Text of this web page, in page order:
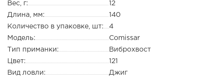
Вес, г:
12
Длина, мм:
140
Количество в упаковке, шт:
4
Модель:
Comissar
Тип приманки:
Виброхвост
Цвет:
121
Вид ловли:
Джиг